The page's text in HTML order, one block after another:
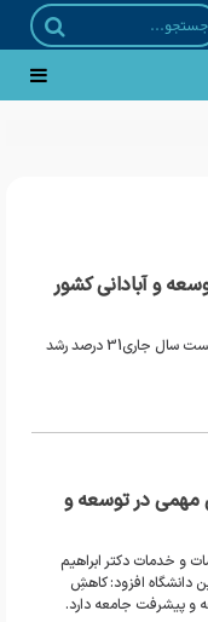
و آبادانی کشور
عوارض واریزی برای توسعه و آبادانی کشور در3ماهه نخست سال جاری31 درصد رشد
در توسعه و
و خدمات دکتر ابراهیم
دانشگاه افزود: کاهشِ
پیشرفت جامعه دارد.